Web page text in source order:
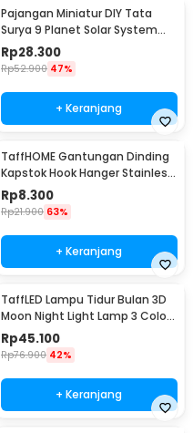
Pajangan Miniatur DIY Tata
Surya 9 Planet Solar System
Planetary - 2135
Rp28.300
Rp52.900 47%
+ Keranjang
TaffHOME Gantungan Dinding
Kapstok Hook Hanger Stainless
Steel 201 - MT11
Rp8.300
Rp21.900 63%
+ Keranjang
TaffLED Lampu Tidur Bulan 3D
Moon Night Light Lamp 3 Color
8cm 1W 5V - LD002701
Rp45.100
Rp76.900 42%
+ Keranjang